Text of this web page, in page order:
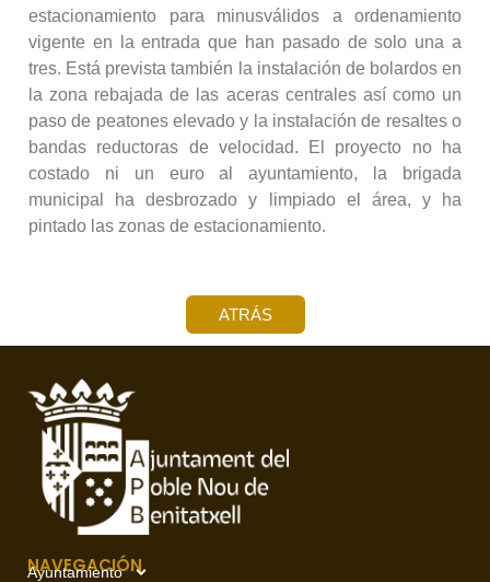
estacionamiento para minusválidos a ordenamiento
vigente en la entrada que han pasado de solo una a
tres. Está prevista también la instalación de bolardos en
la zona rebajada de las aceras centrales así como un
paso de peatones elevado y la instalación de resaltes o
bandas reductoras de velocidad. El proyecto no ha
costado ni un euro al ayuntamiento, la brigada
municipal ha desbrozado y limpiado el área, y ha
pintado las zonas de estacionamiento.
ATRÁS
NAVEGACIÓN
Ayuntamiento